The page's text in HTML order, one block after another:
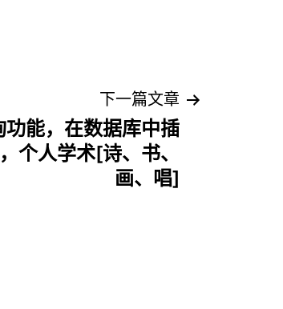
下一篇文章
能，在数据库中插
个人学术[诗、书、
画、唱]